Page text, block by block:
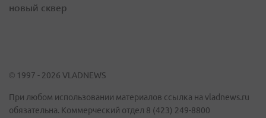
новый сквер
© 1997 - 2026 VLADNEWS
При любом использовании материалов ссылка на vladnews.ru
обязательна. Коммерческий отдел 8 (423) 249-8800